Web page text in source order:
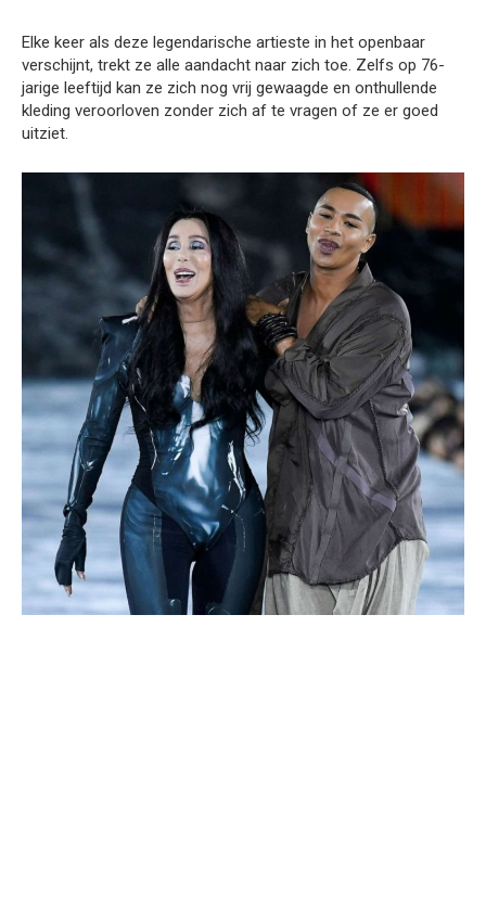
Elke keer als deze legendarische artieste in het openbaar
verschijnt, trekt ze alle aandacht naar zich toe. Zelfs op 76-
jarige leeftijd kan ze zich nog vrij gewaagde en onthullende
kleding veroorloven zonder zich af te vragen of ze er goed
uitziet.